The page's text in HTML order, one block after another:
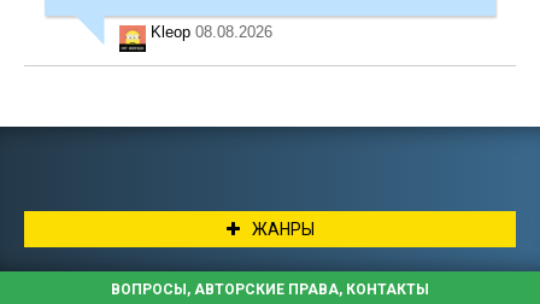
Kleop 08.08.2026
ЖАНРЫ
ВОПРОСЫ, АВТОРСКИЕ ПРАВА, КОНТАКТЫ